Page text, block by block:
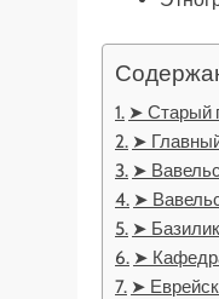
➤ Старый
➤
➤
➤
➤
➤
➤